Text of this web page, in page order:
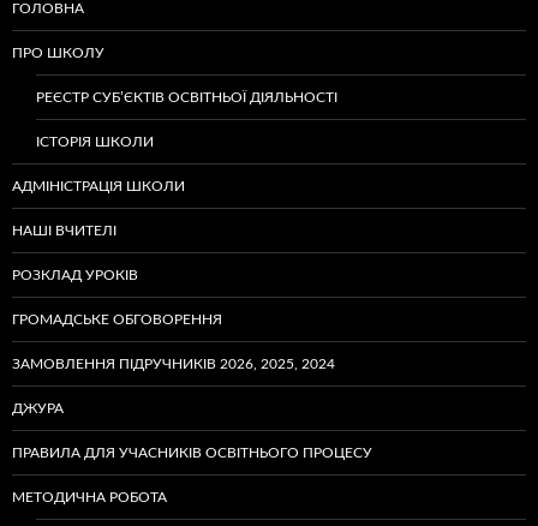
ГОЛОВНА
ПРО ШКОЛУ
РЕЄСТР СУБ’ЄКТІВ ОСВІТНЬОЇ ДІЯЛЬНОСТІ
ІСТОРІЯ ШКОЛИ
АДМІНІСТРАЦІЯ ШКОЛИ
НАШІ ВЧИТЕЛІ
РОЗКЛАД УРОКІВ
ГРОМАДСЬКЕ ОБГОВОРЕННЯ
ЗАМОВЛЕННЯ ПІДРУЧНИКІВ 2026, 2025, 2024
ДЖУРА
ПРАВИЛА ДЛЯ УЧАСНИКІВ ОСВІТНЬОГО ПРОЦЕСУ
МЕТОДИЧНА РОБОТА